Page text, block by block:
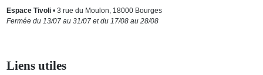
Espace Tivoli• 3 rue du Moulon, 18000 Bourges
Fermée du 13/07 au 31/07 et du 17/08 au 28/08
Liens utiles